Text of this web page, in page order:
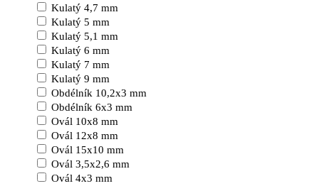
Kulatý 4,7 mm
Kulatý 5 mm
Kulatý 5,1 mm
Kulatý 6 mm
Kulatý 7 mm
Kulatý 9 mm
Obdélník 10,2x3 mm
Obdélník 6x3 mm
Ovál 10x8 mm
Ovál 12x8 mm
Ovál 15x10 mm
Ovál 3,5x2,6 mm
Ovál 4x3 mm